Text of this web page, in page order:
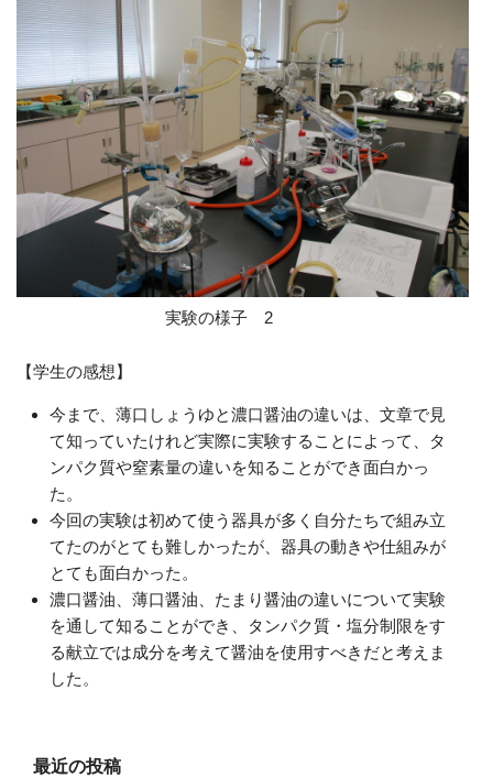
実験の様子 2
【学生の感想】
今まで、薄口しょうゆと濃口醤油の違いは、文章で見
て知っていたけれど実際に実験することによって、タ
ンパク質や窒素量の違いを知ることができ面白かっ
た。
今回の実験は初めて使う器具が多く自分たちで組み立
てたのがとても難しかったが、器具の動きや仕組みが
とても面白かった。
濃口醤油、薄口醤油、たまり醤油の違いについて実験
を通して知ることができ、タンパク質・塩分制限をす
る献立では成分を考えて醤油を使用すべきだと考えま
した。
最近の投稿